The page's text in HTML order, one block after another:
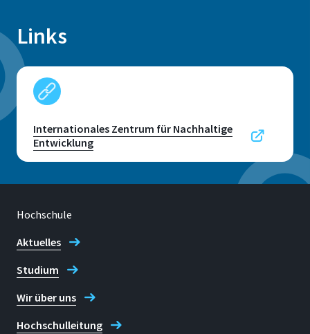
Links
Internationales Zentrum für Nachhaltige
Entwicklung
Hochschule
Aktuelles
Studium
Wir über uns
Hochschulleitung